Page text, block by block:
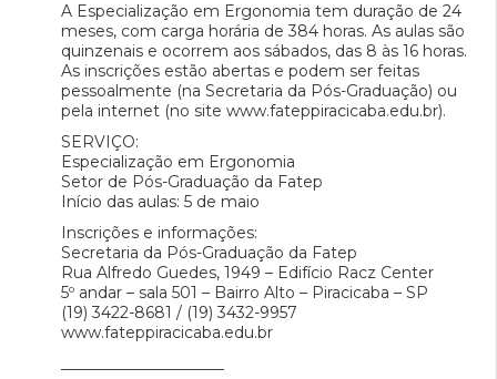
A Especialização em Ergonomia tem duração de 24
meses, com carga horária de 384 horas. As aulas são
quinzenais e ocorrem aos sábados, das 8 às 16 horas.
As inscrições estão abertas e podem ser feitas
pessoalmente (na Secretaria da Pós-Graduação) ou
pela internet (no site www.fateppiracicaba.edu.br).
SERVIÇO:
Especialização em Ergonomia
Setor de Pós-Graduação da Fatep
Início das aulas: 5 de maio
Inscrições e informações:
Secretaria da Pós-Graduação da Fatep
Rua Alfredo Guedes, 1949 – Edifício Racz Center
5º andar – sala 501 – Bairro Alto – Piracicaba – SP
(19) 3422-8681 / (19) 3432-9957
www.fateppiracicaba.edu.br